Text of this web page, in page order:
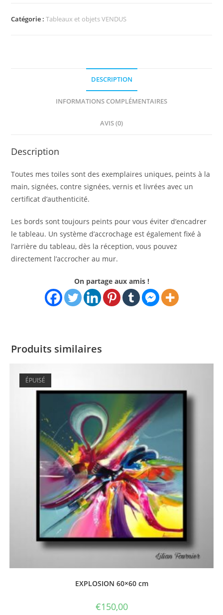
Catégorie :Tableaux et objets VENDUS
DESCRIPTION
INFORMATIONS COMPLÉMENTAIRES
AVIS (0)
Description
Toutes mes toiles sont des exemplaires uniques, peints à la
main, signées, contre signées, vernis et livrées avec un
certificat d’authenticité.
Les bords sont toujours peints pour vous éviter d’encadrer
le tableau. Un système d’accrochage est également fixé à
l’arrière du tableau, dès la réception, vous pouvez
directement l’accrocher au mur.
On partage aux amis !
Produits similaires
ÉPUISÉ
EXPLOSION 60×60 cm
€150,00